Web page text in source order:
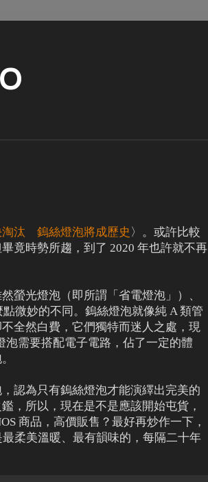
淘汰 鎢絲燈泡將成歷史 〉。或許比較
竟時勢所趨，到了 2020 年也許就不再
螢光燈泡（即所謂「省電燈泡」）、
微妙的不同。鎢絲燈泡就像純 A 類管
全然白費，它們獨特而迷人之處，現
需要搭配電子電路，佔了一定的體
認為只有鎢絲燈泡才能演繹出完美的
，所以，現在是不是應該開始屯貨，
商品，高價販售？最好再炒作一下，
柔美溫暖、最有韻味的，每隔二十年